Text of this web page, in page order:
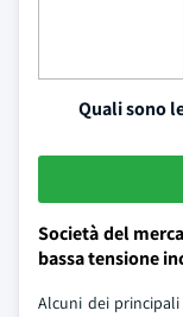
Quali sono
Società del
bassa tensione
Alcuni dei